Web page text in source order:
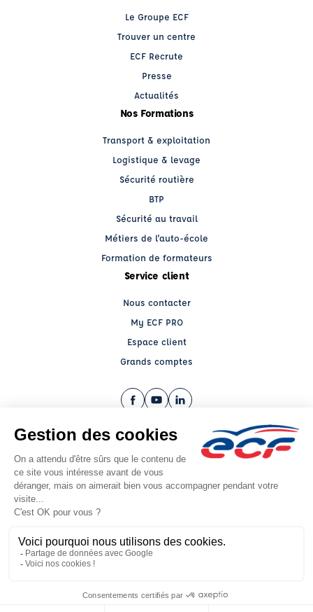
Le Groupe ECF
Trouver un centre
ECF Recrute
Presse
Actualités
Nos Formations
Transport & exploitation
Logistique & levage
Sécurité routière
BTP
Sécurité au travail
Métiers de l'auto-école
Formation de formateurs
Service client
Nous contacter
My ECF PRO
Espace client
Grands comptes
CGV
Mentions légales
© 2026 École de Conduite Française. Tous droits réservés